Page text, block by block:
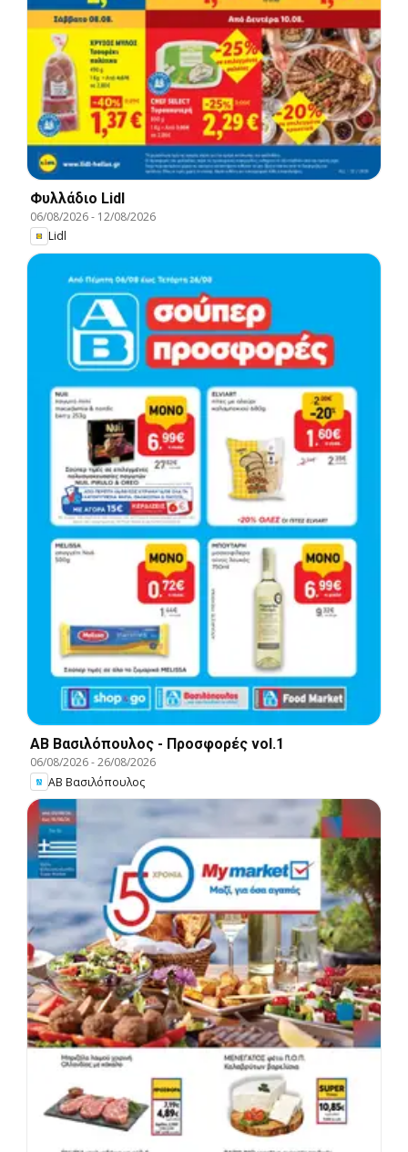
Φυλλάδιο Lidl
06/08/2026- 12/08/2026
Lidl
ΑΒ Βασιλόπουλος - Προσφορές vol.1
06/08/2026-26/08/2026
ΑΒ Βασιλόπουλος